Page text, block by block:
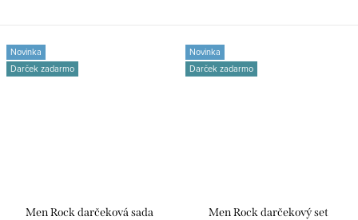
Novinka
Darček zadarmo
Men Rock darčeková sada
Novinka
Darček zadarmo
Men Rock darčekový set